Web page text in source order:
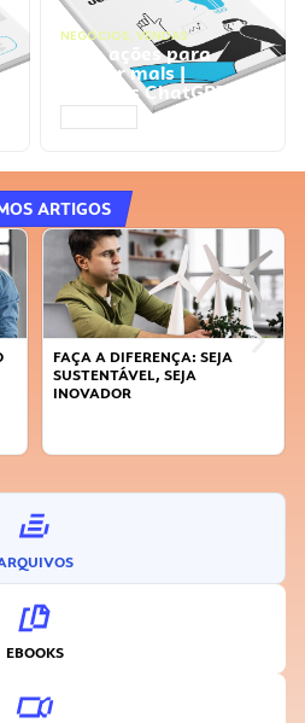
NEGÓCIOS, VENDAS
Faça ações para
vender mais |
Prompts ChatGPT
ARTIGOS
FAÇA A DIFERENÇA: SEJA
SUSTENTÁVEL, SEJA
INOVADOR
EBOOKS